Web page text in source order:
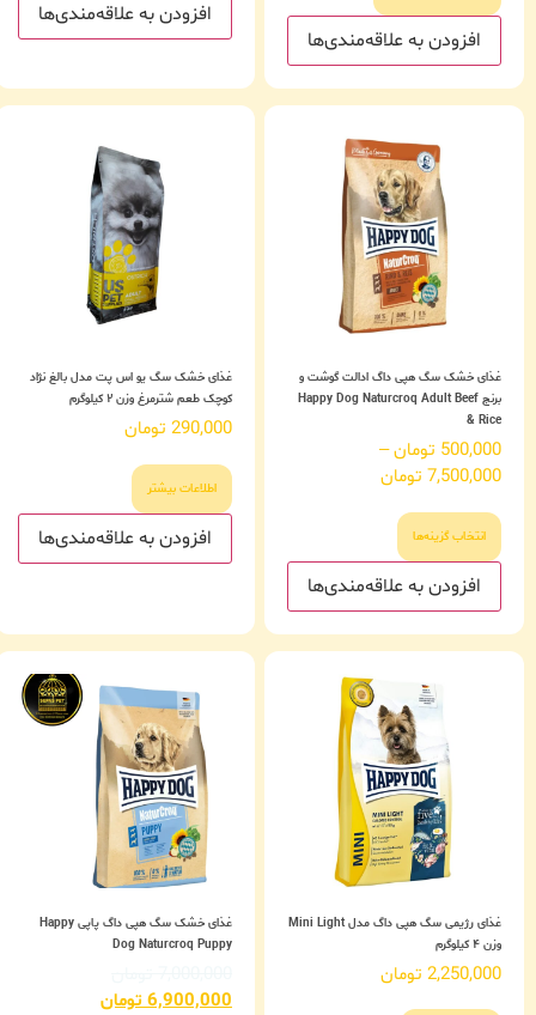
افزودن به علاقه‌مندی‌ها
افزودن به علاقه‌مندی‌ها
غذای خشک سگ هپی داگ ادالت گوشت و
برنج Happy Dog Naturcroq Adult Beef
& Rice
500,000 تومان –
7,500,000 تومان
انتخاب گزینه‌ها
افزودن به علاقه‌مندی‌ها
غذای خشک سگ یو اس پت مدل بالغ نژاد
کوچک طعم شترمرغ وزن ۲ کیلوگرم
290,000 تومان
اطلاعات بیشتر
افزودن به علاقه‌مندی‌ها
غذای رژیمی سگ هپی داگ مدل Mini Light
وزن ۴ کیلوگرم
2,250,000 تومان
غذای خشک سگ هپی داگ پاپی Happy
Dog Naturcroq Puppy
6,900,000تومان